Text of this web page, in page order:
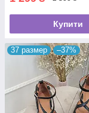
Купити
37 размер –37%